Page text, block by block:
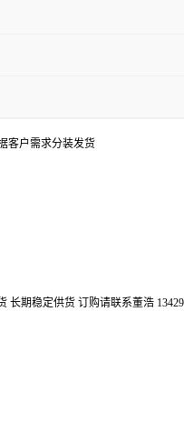
客户需求分装发货
期稳定供货 订购请联系董浩